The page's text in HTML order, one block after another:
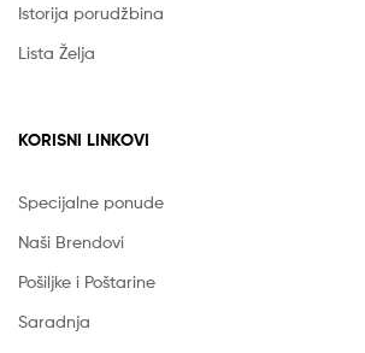
Istorija porudžbina
Lista Želja
KORISNI LINKOVI
Specijalne ponude
Naši Brendovi
Pošiljke i Poštarine
Saradnja